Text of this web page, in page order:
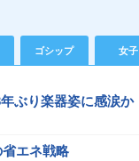
ゴシップ 女子
ぶり楽器姿に感涙か
エネ戦略